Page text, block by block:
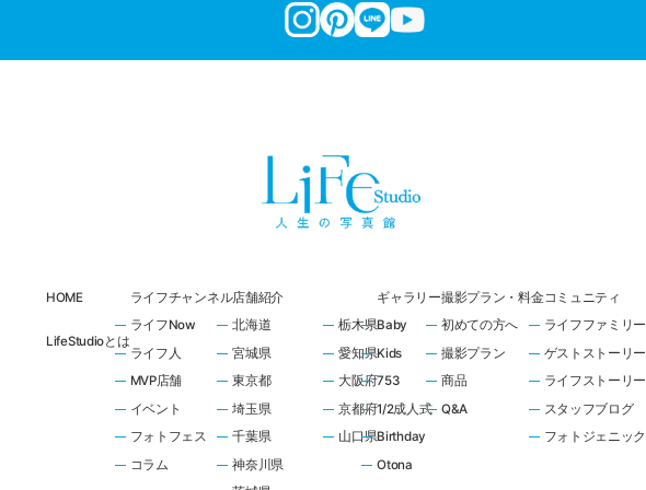
HOME
LifeStudioとは
ライフチャンネル
ライフNow
ライフ人
MVP店舗
イベント
フォトフェス
コラム
店舗紹介
北海道
宮城県
東京都
埼玉県
千葉県
神奈川県
栃木県
愛知県
大阪府
京都府
山口県
ギャラリー
Baby
Kids
753
1/2成人式
Birthday
Otona
撮影プラン・料金
初めての方へ
撮影プラン
商品
Q&A
コミュニティ
ライフファミリー
ゲストストーリー
ライフストーリー
スタッフブログ
フォトジェニック